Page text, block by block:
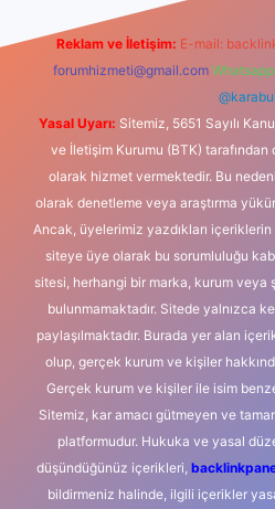
Reklam ve İletişim: E-mail:
forumhizmeti@gmail.com
@karabul
Yasal Uyarı: Sitemiz, 5651 Sayılı
ve İletişim Kurumu (BTK) tarafından
olarak hizmet vermektedir. Bu
olarak denetleme veya araştırma
Ancak, üyelerimiz yazdıkları
siteye üye olarak bu sorumluluğu
sitesi, herhangi bir marka, kurum veya
bulunmamaktadır. Sitede yalnızca
paylaşılmaktadır. Burada yer alan
olup, gerçek kurum ve kişiler
Gerçek kurum ve kişiler ile isim
Sitemiz, kar amacı gütmeyen ve
platformudur. Hukuka ve yasal
düşündüğünüz içerikleri,
bildirmeniz halinde, ilgili içerikler